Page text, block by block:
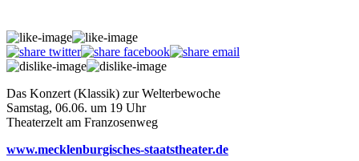
Das Konzert (Klassik) zur Welterbewoche
Samstag, 06.06. um 19 Uhr
Theaterzelt am Franzosenweg
www.mecklenburgisches-staatstheater.de